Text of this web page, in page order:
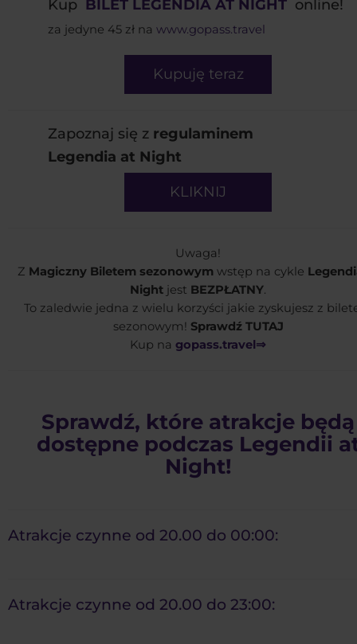
Kup BILET LEGENDIA AT NIGHT online!
za jedyne 45 zł na www.gopass.travel
Kupuję teraz
Zapoznaj się z regulaminem
Legendia at Night
KLIKNIJ
Uwaga!
Z Magiczny Biletem sezonowym wstęp na cykle
Night jest BEZPŁATNY.
To zaledwie jedna z wielu korzyści jakie zyskujesz z
sezonowym! Sprawdź TUTAJ
Kup na gopass.travel⇒
Sprawdź, które atrakcje będą
dostępne podczas Legendii
Night!
Atrakcje czynne od 20.00 do 00:00:
Atrakcje czynne od 20.00 do 23:00: